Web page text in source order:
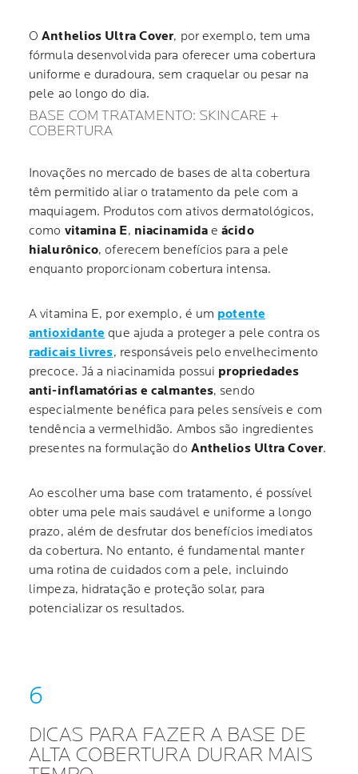
OAnthelios Ultra Cover, por exemplo, tem uma
fórmula desenvolvida para oferecer uma cobertura
uniforme e duradoura, sem craquelar ou pesar na
pele ao longo do dia.
BASE COM TRATAMENTO: SKINCARE +
COBERTURA
Inovações no mercado de bases de alta cobertura
têm permitido aliar o tratamento da pele com a
maquiagem. Produtos com ativos dermatológicos,
como vitamina E, niacinamidaeácido
hialurônico, oferecem benefícios para a pele
enquanto proporcionam cobertura intensa.
A vitamina E, por exemplo, é um potente
antioxidante que ajuda a proteger a pele contra os
radicais livres, responsáveis pelo envelhecimento
precoce. Já a niacinamida possui propriedades
anti-inflamatórias e calmantes, sendo
especialmente benéfica para peles sensíveis e com
tendência a vermelhidão. Ambos são ingredientes
presentes na formulação do Anthelios Ultra Cover.
Ao escolher uma base com tratamento, é possível
obter uma pele mais saudável e uniforme a longo
prazo, além de desfrutar dos benefícios imediatos
da cobertura. No entanto, é fundamental manter
uma rotina de cuidados com a pele, incluindo
limpeza, hidratação e proteção solar, para
potencializar os resultados.
DICAS PARA FAZER A BASE DE
ALTA COBERTURA DURAR MAIS